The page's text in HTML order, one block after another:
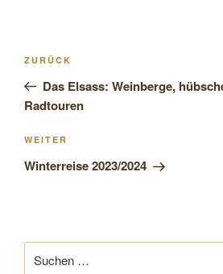
Beitragsnavigation
Vorheriger
Beitrag
ZURÜCK
Das Elsass: Weinberge,
Radtouren
Nächster
Beitrag
WEITER
Winterreise 2023/2024
nach: